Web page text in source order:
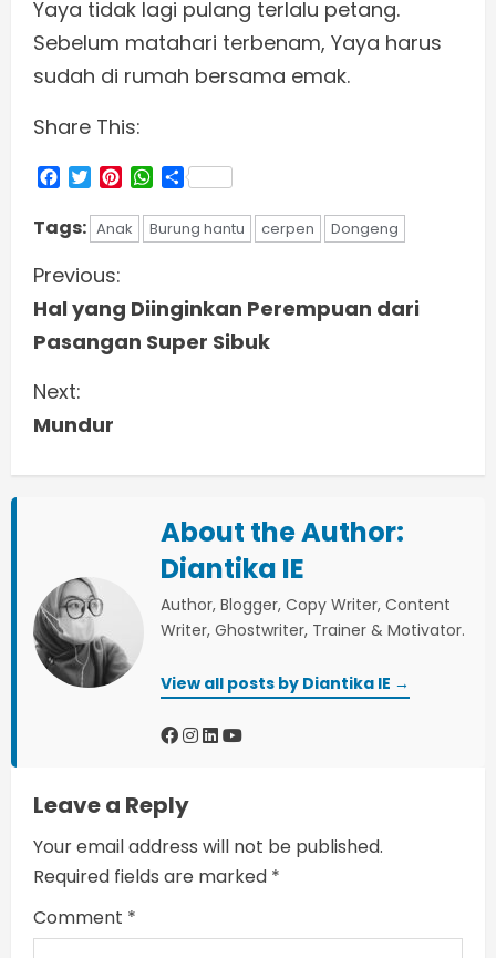
Yaya tidak lagi pulang terlalu petang.
Sebelum matahari terbenam, Yaya harus
sudah di rumah bersama emak.
Share This:
Facebook
TwitterPinterestWhatsApp
Share
Tags: Anak Burung hantu cerpen Dongeng
C
o
n
t
i
e
R
d
i
n
g
Previous:
Hal yang Diinginkan Perempuan dari
Pasangan Super Sibuk
Next:
Mundur
About the Author:
Diantika IE
Author, Blogger, Copy Writer, Content
Writer, Ghostwriter, Trainer & Motivator.
View all posts by Diantika IE →
Leave a Reply
Your email address will not be published.
Required fields are marked *
Comment *